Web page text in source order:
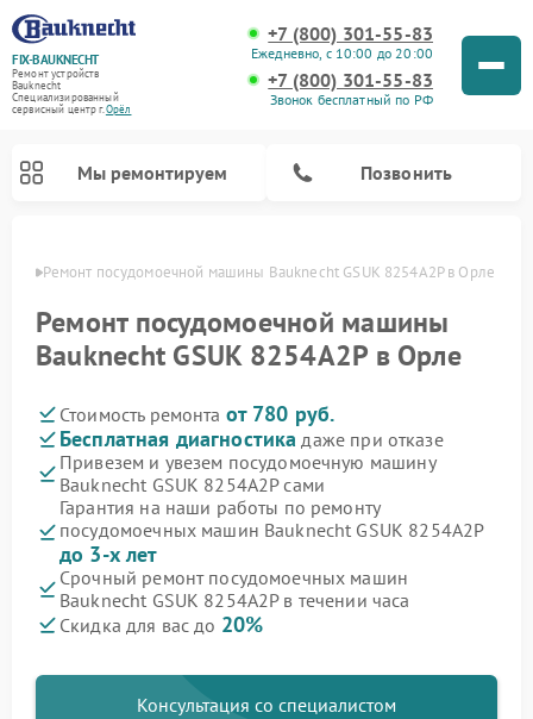
FIX-BAUKNECHT
Ремонт устройств
Bauknecht
Специализированный
cервисный центр г.Орёл
+7 (800) 301-55-83
Ежедневно, с 10:00 до 20:00
+7 (800) 301-55-83
Звонок бесплатный по РФ
Мы ремонтируем Позвонить
Ремонт посудомоечной машины Bauknecht GSUK 8254A2P в Орле
Ремонт посудомоечной машины
Bauknecht GSUK 8254A2P в Орле
Стоимость ремонта от 780 руб.
Бесплатная диагностика даже при отказе
Привезем и увезем посудомоечную машину
Bauknecht GSUK 8254A2P сами
Гарантия на наши работы по ремонту
посудомоечных машин Bauknecht GSUK 8254A2P
до 3-х лет
Срочный ремонт посудомоечных машин
Bauknecht GSUK 8254A2P в течении часа
Скидка для вас до 20%
Консультация со специалистом